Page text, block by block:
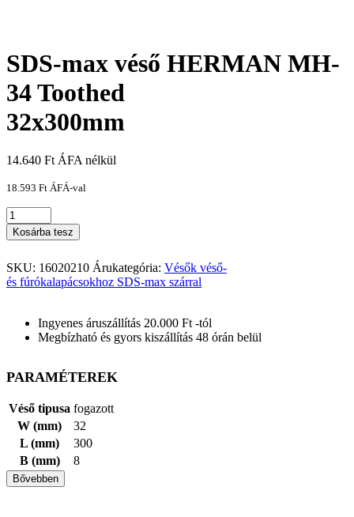
SDS-max véső HERMAN MH-
34 Toothed
32x300mm
14.640 Ft ÁFA nélkül
18.593 Ft ÁFÁ-val
Kosárba tesz
SKU: 16020210 Árukategória: Vésők véső-
és fúrókalapácsokhoz SDS-max szárral
Ingyenes áruszállítás 20.000 Ft -tól
Megbízható és gyors kiszállítás 48 órán belül
PARAMÉTEREK
Véső tipusa fogazott
W (mm)
32
L (mm)
300
B (mm)
8
Bővebben